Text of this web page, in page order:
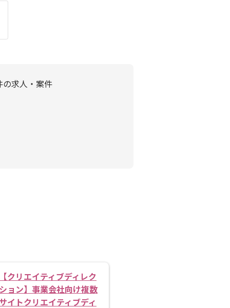
の求人・案件
クリエイティブディレク
ョン】事業会社向け複数
イトクリエイティブディ